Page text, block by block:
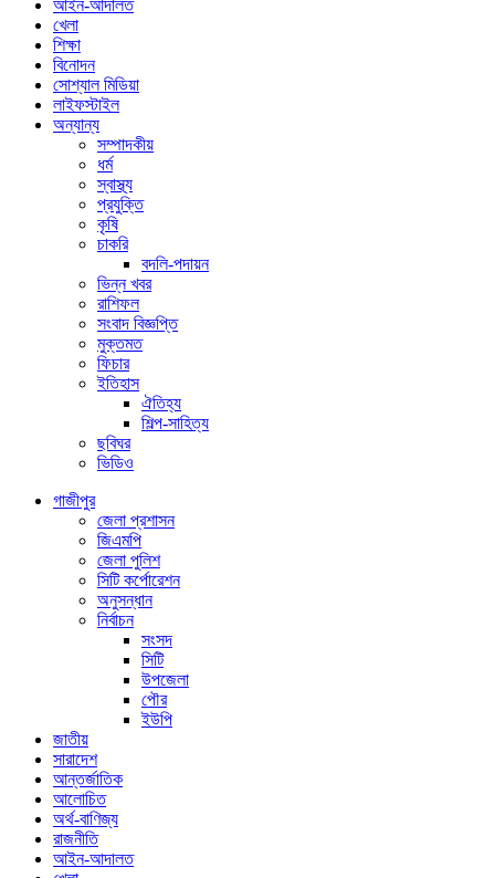
আইন-আদালত
খেলা
শিক্ষা
বিনোদন
সোশ্যাল মিডিয়া
লাইফস্টাইল
অন্যান্য
সম্পাদকীয়
ধর্ম
স্বাস্থ্য
প্রযুক্তি
কৃষি
চাকরি
বদলি-পদায়ন
ভিন্ন খবর
রাশিফল
সংবাদ বিজ্ঞপ্তি
মুক্তমত
ফিচার
ইতিহাস
ঐতিহ্য
শিল্প-সাহিত্য
ছবিঘর
ভিডিও
গাজীপুর
জেলা প্রশাসন
জিএমপি
জেলা পুলিশ
সিটি কর্পোরেশন
অনুসন্ধান
নির্বাচন
সংসদ
সিটি
উপজেলা
পৌর
ইউপি
জাতীয়
সারাদেশ
আন্তর্জাতিক
আলোচিত
অর্থ-বাণিজ্য
রাজনীতি
আইন-আদালত